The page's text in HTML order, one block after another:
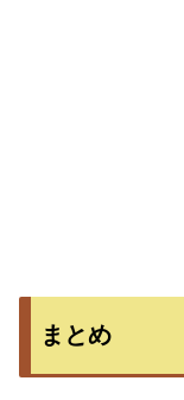
まとめ